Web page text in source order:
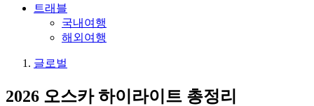
트래블
국내여행
해외여행
글로벌
2026 오스카 하이라이트 총정리